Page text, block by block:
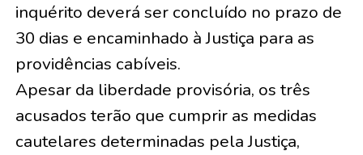
inquérito deverá ser concluído no prazo de
30 dias e encaminhado à Justiça para as
providências cabíveis.
Apesar da liberdade provisória, os três
acusados terão que cumprir as medidas
cautelares determinadas pela Justiça,